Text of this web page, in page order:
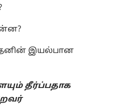
இயல்பான
தீர்ப்பதாக